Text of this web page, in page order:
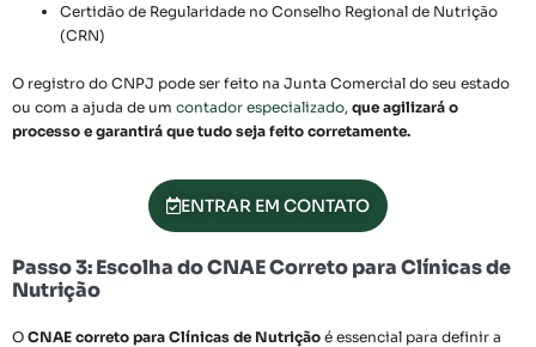
Certidão de Regularidade no Conselho Regional de Nutrição
(CRN)
O registro do CNPJ pode ser feito na Junta Comercial do seu estado
ou com a ajuda de um contador especializado, que agilizará o
processo e garantirá que tudo seja feito corretamente.
ENTRAR EM CONTATO
Passo 3: Escolha do CNAE Correto para Clínicas de
Nutrição
O CNAE correto para Clínicas de Nutrição é essencial para definir a